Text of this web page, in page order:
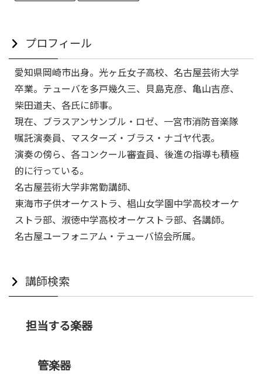
プロフィール
愛知県岡崎市出身。光ヶ丘女子高校、名古屋芸術大学
卒業。テューバを多戸幾久三、貝島克彦、亀山吉彦、
柴田道夫、各氏に師事。
現在、ブラスアンサンブル・ロゼ、一宮市消防音楽隊
嘱託演奏員、マスターズ・ブラス・ナゴヤ代表。
演奏の傍ら、各コンクール審査員、後進の指導も積極
的に行っている。
名古屋芸術大学非常勤講師、
東海市子供オーケストラ、椙山女学園中学高校オーケ
ストラ部、淑徳中学高校オーケストラ部、各講師。
名古屋ユーフォニアム・テューバ協会所属。
講師検索
担当する楽器
管楽器